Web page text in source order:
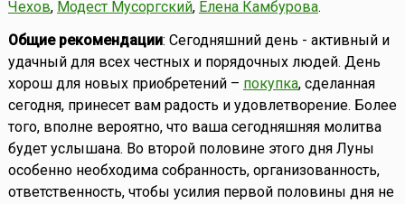
Чехов, Модест Мусоргский, Елена Камбурова.
Общие рекомендации: Сегодняшний день - активный и
удачный для всех честных и порядочных людей. День
хорош для новых приобретений – покупка, сделанная
сегодня, принесет вам радость и удовлетворение. Более
того, вполне вероятно, что ваша сегодняшняя молитва
будет услышана. Во второй половине этого дня Луны
особенно необходима собранность, организованность,
ответственность, чтобы усилия первой половины дня не